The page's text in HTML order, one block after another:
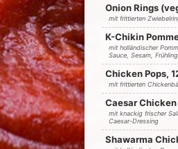
Onion Rings
mit frittierten
K-Chikin
mit holländischer
Sauce, Sesam,
Chicken Pops,
mit frittierten
Caesar Chicken
mit knackig frischer
Caesar-Dressing
Shawarma